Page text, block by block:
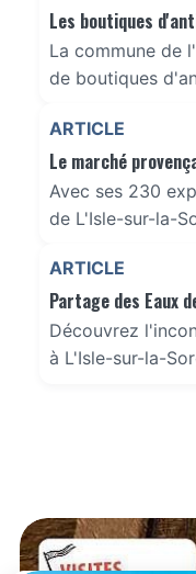
Les boutiques
La commune de
de boutiques
ARTICLE
Le marché
Avec ses 230
de L'Isle-sur-la-
ARTICLE
Partage des Eaux
Découvrez
à L'Isle-sur-la-